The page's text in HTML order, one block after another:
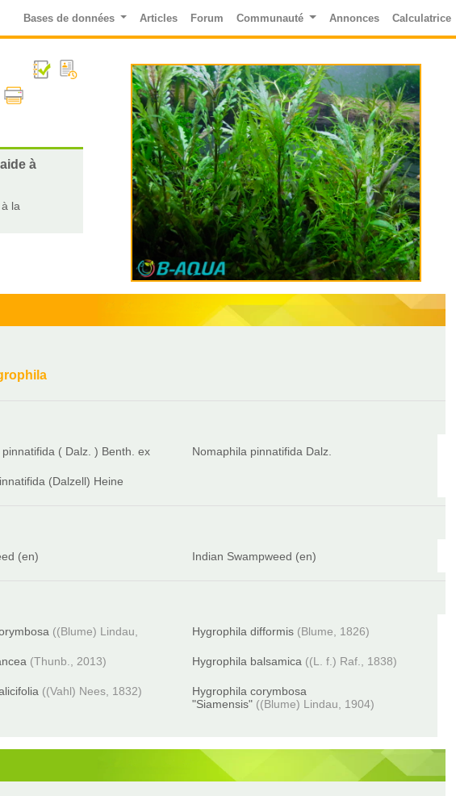
Bases de données Articles Forum Communauté Annonces Calculatrice
à
la
( Dalz. ) Benth. ex
Nomaphila pinnatifida Dalz.
(Dalzell) Heine
(en) Indian Swampweed (en)
((Blume) Lindau,
Hygrophila difformis (Blume, 1826)
(Thunb., 2013) Hygrophila balsamica ((L. f.) Raf., 1838)
((Vahl) Nees, 1832)
Hygrophila corymbosa
"Siamensis" ((Blume) Lindau, 1904)